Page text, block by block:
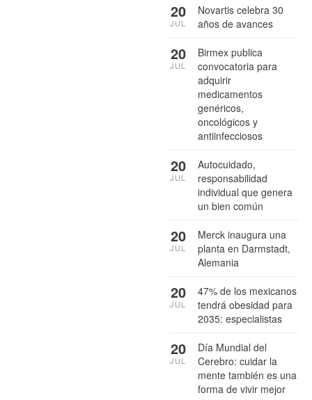
Novartis celebra 30
años de avances
20
JUL
Birmex publica
convocatoria para
adquirir
medicamentos
genéricos,
oncológicos y
antiinfecciosos
20
JUL
Autocuidado,
responsabilidad
individual que genera
un bien común
20
JUL
Merck inaugura una
planta en Darmstadt,
Alemania
20
JUL
47% de los mexicanos
tendrá obesidad para
2035: especialistas
20
JUL
Día Mundial del
Cerebro: cuidar la
mente también es una
forma de vivir mejor
20
JUL